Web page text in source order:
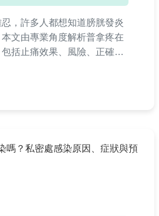
，許多人都想知道膀胱發炎
文由專業角度解析普拿疼在
括止痛效果、風險、正確用